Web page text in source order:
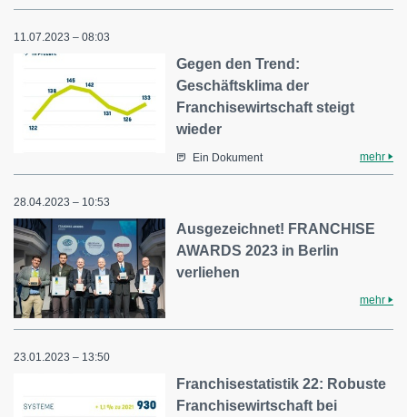
11.07.2023 – 08:03
Gegen den Trend:
Geschäftsklima der
Franchisewirtschaft steigt
wieder
Ein Dokument mehr
28.04.2023 – 10:53
Ausgezeichnet! FRANCHISE
AWARDS 2023 in Berlin
verliehen
mehr
23.01.2023 – 13:50
Franchisestatistik 22: Robuste
Franchisewirtschaft bei